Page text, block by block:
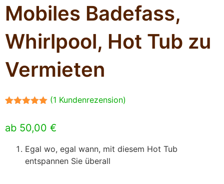
Mobiles Badefass,
Whirlpool, Hot Tub zu
Vermieten
basierend
(1 Kundenrezension)
ab 50,00 €
Egal wo, egal wann, mit diesem Hot Tub
entspannen Sie überall